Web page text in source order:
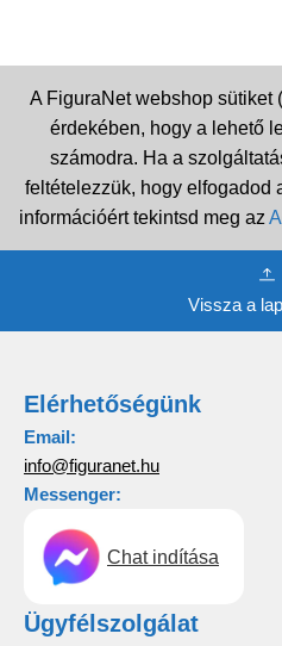
A FiguraNet webshop sütiket
érdekében, hogy a lehető
számodra. Ha a
feltételezzük, hogy elfogadod
információért tekintsd meg az
Vissza a
Elérhetőségünk
Email:
info@figuranet.hu
Messenger:
Chat indítása
Ügyfélszolgálat